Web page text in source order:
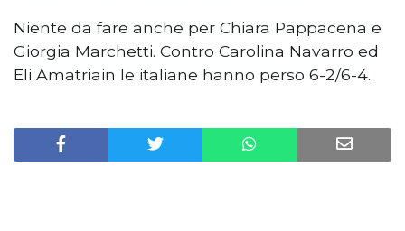
Niente da fare anche per Chiara Pappacena e
Giorgia Marchetti. Contro Carolina Navarro ed
Eli Amatriain le italiane hanno perso 6-2/6-4.